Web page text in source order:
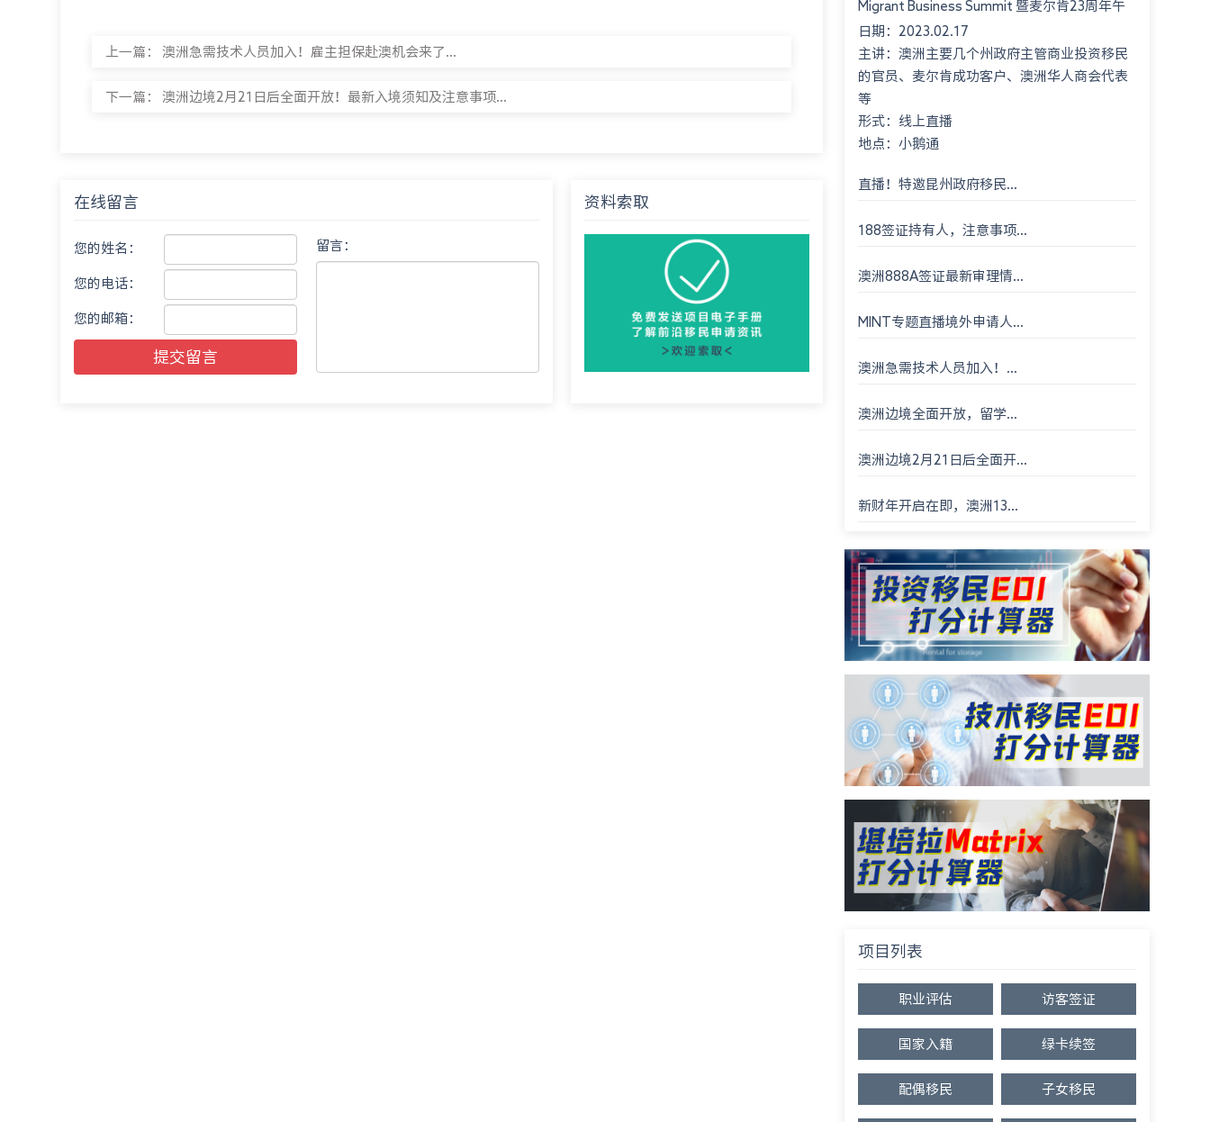
上一篇： 澳洲急需技术人员加入！雇主担保赴澳机会来了...
下一篇： 澳洲边境2月21日后全面开放！最新入境须知及注意事项...
在线留言
您的姓名：
您的电话：
您的邮箱：
提交留言
留言：
资料索取
Migrant Business Summit 暨麦尔肯23周年午
餐会 Montgomery International Consultant
23rd An...
日期：2023.02.17
主讲：澳洲主要几个州政府主管商业投资移民
的官员、麦尔肯成功客户、澳洲华人商会代表
等
形式：线上直播
地点：小鹅通
直播！特邀昆州政府移民...
188签证持有人，注意事项...
澳洲888A签证最新审理情...
MINT专题直播境外申请人...
澳洲急需技术人员加入！...
澳洲边境全面开放，留学...
澳洲边境2月21日后全面开...
新财年开启在即，澳洲13...
项目列表
职业评估 访客签证
国家入籍 绿卡续签
配偶移民 子女移民